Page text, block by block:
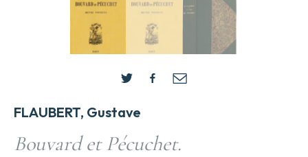
FLAUBERT, Gustave
Bouvard et Pécuchet.